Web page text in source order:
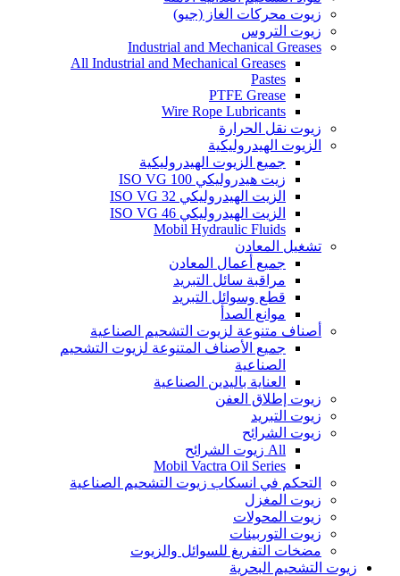
زيوت محركات الغاز (جيو)
زيوت التروس
Industrial and Mechanical Greases
All Industrial and Mechanical Greases
Pastes
PTFE Grease
Wire Rope Lubricants
زيوت نقل الحرارة
الزيوت الهيدروليكية
جميع الزيوت الهيدروليكية
زيت هيدروليكي ISO VG 100
الزيت الهيدروليكي ISO VG 32
الزيت الهيدروليكي ISO VG 46
Mobil Hydraulic Fluids
تشغيل المعادن
جميع أعمال المعادن
مراقبة سائل التبريد
قطع وسوائل التبريد
موانع الصدأ
أصناف متنوعة لزيوت التشحيم الصناعية
جميع الأصناف المتنوعة لزيوت التشحيم
الصناعية
العناية باليدين الصناعية
زيوت إطلاق العفن
زيوت التبريد
زيوت الشرائح
All زيوت الشرائح
Mobil Vactra Oil Series
التحكم في انسكاب زيوت التشحيم الصناعية
زيوت المغزل
زيوت المحولات
زيوت التوربينات
مضخات التفريغ للسوائل والزيوت
زيوت التشحيم البحرية